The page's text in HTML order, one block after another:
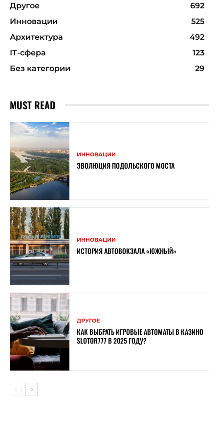
Другое
692
Инновации
525
Архитектура
492
ІТ-сфера
123
Без категории
29
MUST READ
ИННОВАЦИИ
ЭВОЛЮЦИЯ ПОДОЛЬСКОГО МОСТА
ИННОВАЦИИ
ИСТОРИЯ АВТОВОКЗАЛА «ЮЖНЫЙ»
ДРУГОЕ
КАК ВЫБРАТЬ ИГРОВЫЕ АВТОМАТЫ В КАЗИНО
SLOTOR777 В 2025 ГОДУ?